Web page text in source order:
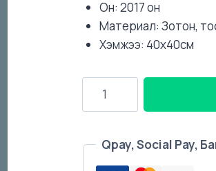
Он: 2017 он
Материал: Зотон,
Хэмжээ: 40х40см
богд,
он Qpay, Social Pay,